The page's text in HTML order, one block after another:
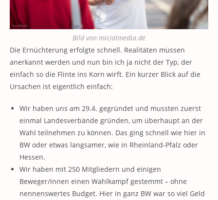
Bild von micialmedia.de
Die Ernüchterung erfolgte schnell. Realitäten müssen
anerkannt werden und nun bin ich ja nicht der Typ, der
einfach so die Flinte ins Korn wirft. Ein kurzer Blick auf die
Ursachen ist eigentlich einfach:
Wir haben uns am 29.4. gegründet und mussten zuerst
einmal Landesverbände gründen, um überhaupt an der
Wahl teilnehmen zu können. Das ging schnell wie hier in
BW oder etwas langsamer, wie in Rheinland-Pfalz oder
Hessen.
Wir haben mit 250 Mitgliedern und einigen
Beweger/innen einen Wahlkampf gestemmt – ohne
nennenswertes Budget. Hier in ganz BW war so viel Geld